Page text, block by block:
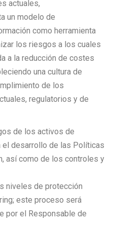
actuales,
un modelo de
como herramienta
los riesgos a los cuales
a la reducción de costes
una cultura de
de los
regulatorios y de
de los activos de
desarrollo de las Políticas
así como de los controles y
niveles de protección
este proceso será
por el Responsable de